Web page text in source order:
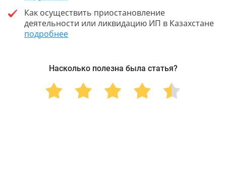
Как осуществить приостановление
деятельности или ликвидацию ИП в Казахстане
подробнее
Насколько полезна была статья?